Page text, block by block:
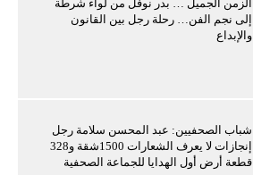
الزمن الجميل … بدر نوفل من لواء شرطة
إلى نجم الفن… رحلة رجل بين القانون
والإبداع
شباب الصحفيين: عبد المحسن سلامة رجل
إنجازات لا يعرف الشعارات 1500شقة و328
قطعة أرض أول الهدايا للجماعة الصحفية